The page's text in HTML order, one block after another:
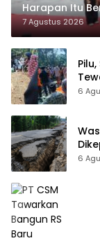
Harapan Itu
7 Agustus 2026
6
6